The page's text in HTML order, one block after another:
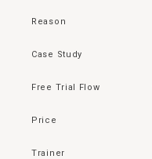
Reason
Case Study
Free Trial Flow
Price
Trainer